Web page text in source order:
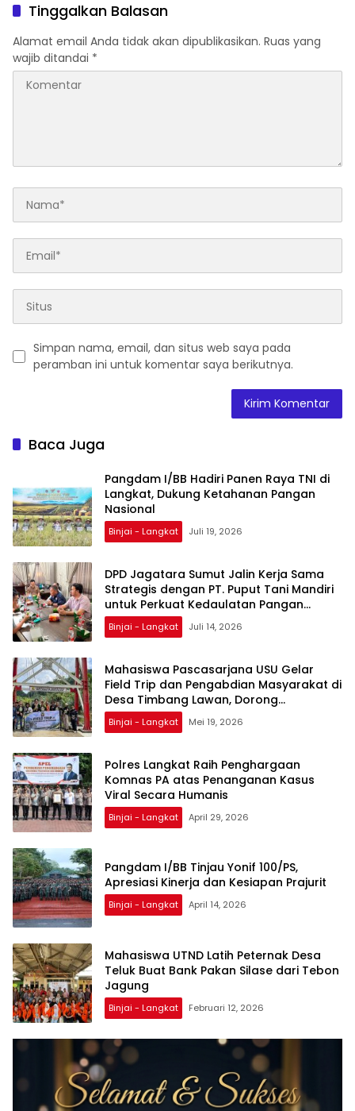
Tinggalkan Balasan
Alamat email Anda tidak akan dipublikasikan. Ruas yang
wajib ditandai *
Simpan nama, email, dan situs web saya pada
peramban ini untuk komentar saya berikutnya.
Baca Juga
Pangdam I/BB Hadiri Panen Raya TNI di
Langkat, Dukung Ketahanan Pangan
Nasional
Binjai - Langkat Juli 19, 2026
DPD Jagatara Sumut Jalin Kerja Sama
Strategis dengan PT. Puput Tani Mandiri
untuk Perkuat Kedaulatan Pangan
Nasional
Binjai - Langkat Juli 14, 2026
Mahasiswa Pascasarjana USU Gelar
Field Trip dan Pengabdian Masyarakat di
Desa Timbang Lawan, Dorong
Penguatan Ekowisata Berbasis Data
Spasial
Binjai - Langkat Mei 19, 2026
Polres Langkat Raih Penghargaan
Komnas PA atas Penanganan Kasus
Viral Secara Humanis
Binjai - Langkat April 29, 2026
Pangdam I/BB Tinjau Yonif 100/PS,
Apresiasi Kinerja dan Kesiapan Prajurit
Binjai - Langkat April 14, 2026
Mahasiswa UTND Latih Peternak Desa
Teluk Buat Bank Pakan Silase dari Tebon
Jagung
Binjai - Langkat Februari 12, 2026